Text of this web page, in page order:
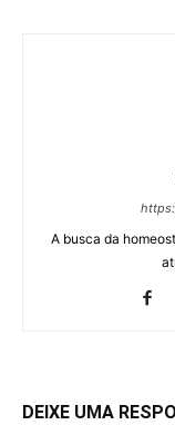
A busca da
DEIXE UMA